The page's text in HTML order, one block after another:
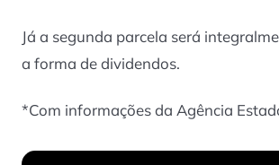
Já a segunda parcela será
a forma de dividendos.
*Com informações da Agência